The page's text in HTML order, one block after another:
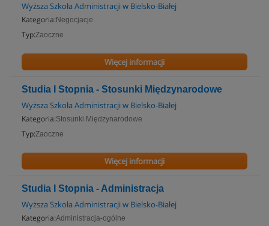
Wyższa Szkoła Administracji w Bielsko-Białej
Kategoria: Negocjacje
Typ:Zaoczne
Więcej informacji
Studia I Stopnia - Stosunki Międzynarodowe
Wyższa Szkoła Administracji w Bielsko-Białej
Kategoria:Stosunki Międzynarodowe
Typ:Zaoczne
Więcej informacji
Studia I Stopnia - Administracja
Wyższa Szkoła Administracji w Bielsko-Białej
Kategoria:Administracja-ogólne